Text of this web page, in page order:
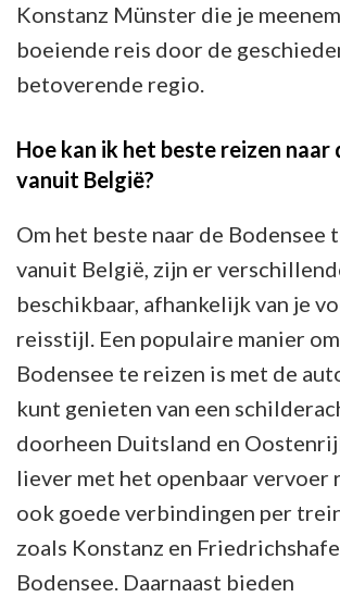
Konstanz Münster die je
boeiende reis door de
betoverende regio.
Hoe kan ik het beste reizen naar
vanuit België?
Om het beste naar de Bodensee
vanuit België, zijn er
beschikbaar, afhankelijk van je
reisstijl. Een populaire manier
Bodensee te reizen is met de
kunt genieten van een
doorheen Duitsland en
liever met het openbaar vervoer
ook goede verbindingen per
zoals Konstanz en
Bodensee. Daarnaast bieden